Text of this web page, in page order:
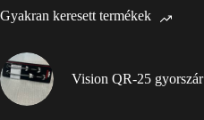
Gyakran keresett termékek
Vision QR-25 gyorszár